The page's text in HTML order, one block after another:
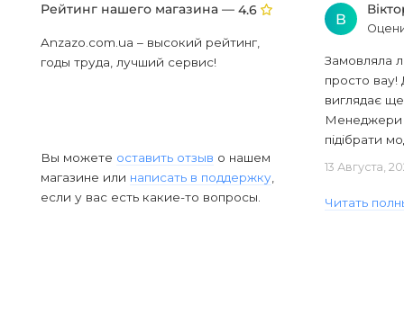
Рейтинг нашего магазина — 4.6
Anzazo.com.ua – высокий рейтинг,
годы труда, лучший сервис!
Вы можете оставить отзыв о нашем
магазине или написать в поддержку
если у вас есть какие-то вопросы.
В
Замовляла
просто вау!
виглядає
Менеджери
підібрати
13 Августа,
Читать